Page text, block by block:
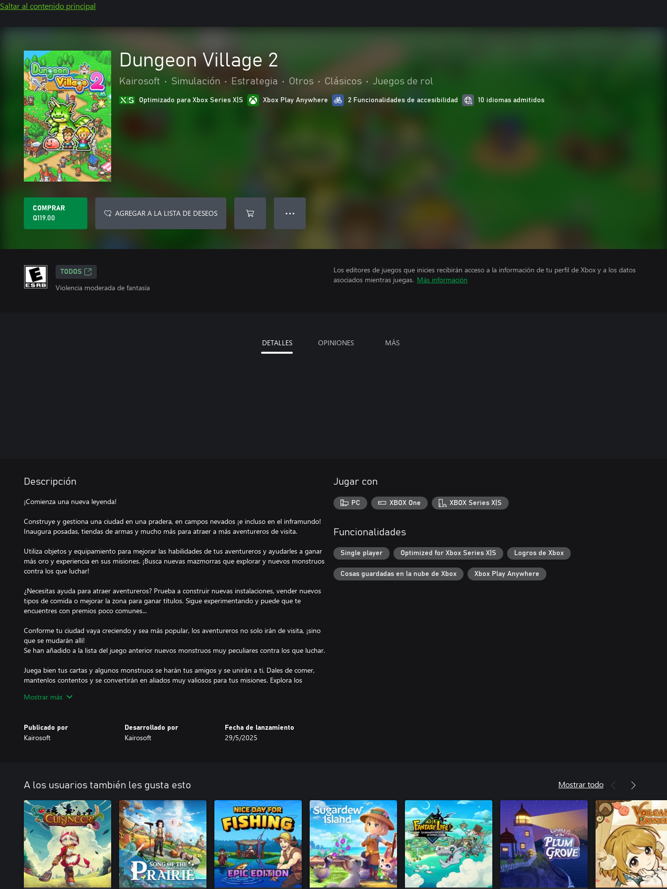
Saltar al contenido principal
Dungeon Village 2
Kairosoft • Simulación • Estrategia • Otros • Clásicos • Juegos de rol
Optimizado para Xbox Series X|S Xbox Play Anywhere 2 Funcionalidades de accesibilidad 10 idiomas admitidos
COMPRAR
Q119.00
AGREGAR A LA LISTA DE DESEOS ● ● ●
TODOS
Violencia moderada de fantasía
Los editores de juegos que inicies recibirán acceso a la información de tu perfil de Xbox y a los datos
asociados mientras juegas. Más información
DETALLES OPINIONES MÁS
Descripción
¡Comienza una nueva leyenda!
Construye y gestiona una ciudad en una pradera, en campos nevados ¡e incluso en el inframundo!
Inaugura posadas, tiendas de armas y mucho más para atraer a más aventureros de visita.
Utiliza objetos y equipamiento para mejorar las habilidades de tus aventureros y ayudarles a ganar
más oro y experiencia en sus misiones. ¡Busca nuevas mazmorras que explorar y nuevos monstruos
contra los que luchar!
¿Necesitas ayuda para atraer aventureros? Prueba a construir nuevas instalaciones, vender nuevos
tipos de comida o mejorar la zona para ganar títulos. Sigue experimentando y puede que te
encuentres con premios poco comunes...
Conforme tu ciudad vaya creciendo y sea más popular, los aventureros no solo irán de visita, ¡sino
que se mudarán allí!
Se han añadido a la lista del juego anterior nuevos monstruos muy peculiares contra los que luchar.
Juega bien tus cartas y algunos monstruos se harán tus amigos y se unirán a ti. Dales de comer,
mantenlos contentos y se convertirán en aliados muy valiosos para tus misiones. Explora los
¡Sube en la clasificación y construye la mejor ciudad que haya habido en el reino!
Mostrar más
Publicado por
Kairosoft
Desarrollado por
Kairosoft
Fecha de lanzamiento
29/5/2025
Jugar con
PC XBOX One XBOX Series X|S
Funcionalidades
Single player Optimized for Xbox Series X|S Logros de Xbox
Cosas guardadas en la nube de Xbox Xbox Play Anywhere
A los usuarios también les gusta esto Mostrar todo